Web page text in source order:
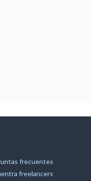
frecuentes
freelancers